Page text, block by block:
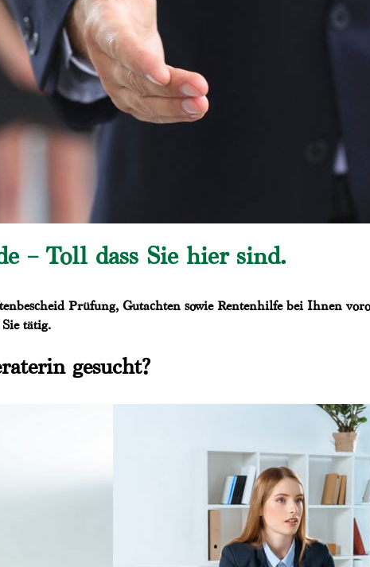
– Toll dass Sie hier sind.
Prüfung, Gutachten sowie Rentenhilfe bei Ihnen
tätig.
gesucht?